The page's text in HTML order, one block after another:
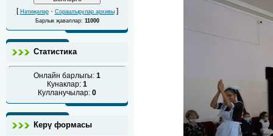
[ Нәтиҗәләр· Сораштырулар архивы]
Барлык җаваплар: 11000
Статистика
Онлайн барлыгы: 1
Кунаклар: 1
Кулланучылар: 0
Керү формасы